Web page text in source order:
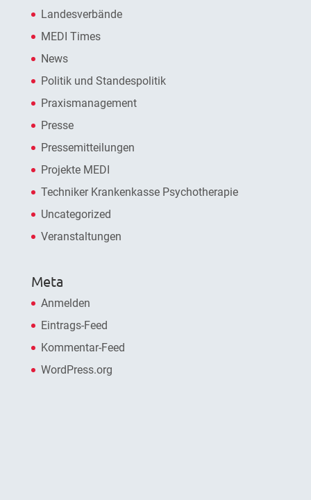
Landesverbände
MEDI Times
News
Politik und Standespolitik
Praxismanagement
Presse
Pressemitteilungen
Projekte MEDI
Techniker Krankenkasse Psychotherapie
Uncategorized
Veranstaltungen
Meta
Anmelden
Eintrags-Feed
Kommentar-Feed
WordPress.org